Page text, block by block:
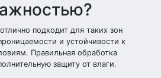
подходит для таких зон
и устойчивости к
Правильная обработка
защиту от влаги.